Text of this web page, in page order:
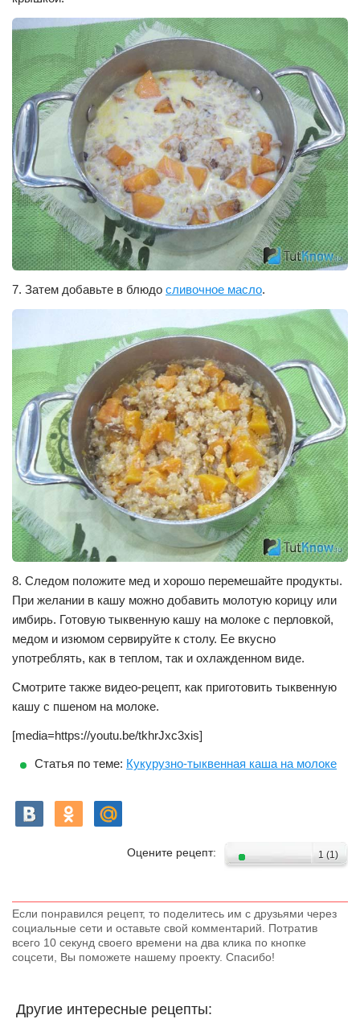
7. Затем добавьте в блюдо сливочное масло.
8. Следом положите мед и хорошо перемешайте продукты.
При желании в кашу можно добавить молотую корицу или
имбирь. Готовую тыквенную кашу на молоке с перловкой,
медом и изюмом сервируйте к столу. Ее вкусно
употреблять, как в теплом, так и охлажденном виде.
Смотрите также видео-рецепт, как приготовить тыквенную
кашу с пшеном на молоке.
[media=https://youtu.be/tkhrJxc3xis]
Статья по теме: Кукурузно-тыквенная каша на молоке
1(1)
Оцените рецепт:
Если понравился рецепт, то поделитесь им с друзьями через
социальные сети и оставьте свой комментарий. Потратив
всего 10 секунд своего времени на два клика по кнопке
соцсети, Вы поможете нашему проекту. Спасибо!
Другие интересные рецепты: